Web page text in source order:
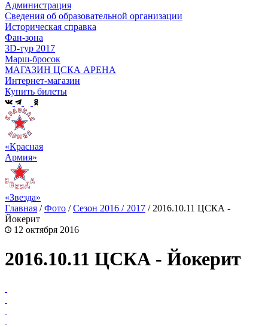
Администрация
Сведения об образовательной организации
Историческая справка
Фан-зона
3D-тур 2017
Марш-бросок
МАГАЗИН ЦСКА АРЕНА
Интернет-магазин
Купить билеты
«Красная
Армия»
«Звезда»
Главная /Фото /Сезон 2016 / 2017 / 2016.10.11 ЦСКА -
Йокерит
12 октября 2016
2016.10.11 ЦСКА - Йокерит